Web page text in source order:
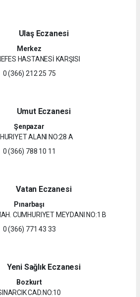
Ulaş Eczanesi
Merkez
HASTANESİ KARŞISI
0 (366) 212 25 75
Umut Eczanesi
Şenpazar
ALANI NO:28 A
0 (366) 788 10 11
Vatan Eczanesi
Pınarbaşı
CUMHURIYET MEYDANI NO:1 B
0 (366) 771 43 33
Yeni Sağlık Eczanesi
Bozkurt
CAD.NO:10